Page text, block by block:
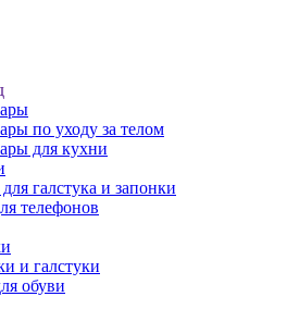
по уходу за телом
для кухни
галстука и запонки
телефонов
и галстуки
обуви